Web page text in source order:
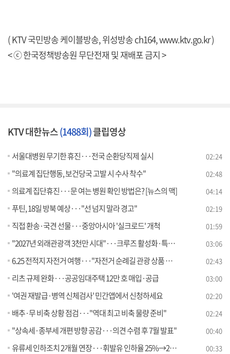
( KTV 국민방송 케이블방송, 위성방송 ch164,www.ktv.go.kr)
< ⓒ 한국정책방송원 무단전재 및 재배포 금지 >
KTV 대한뉴스(1488회)클립영상
서울대병원 무기한 휴진···전국 순환당직제 실시 02:24
"의료계 집단행동, 보건당국 고발 시 수사 착수" 02:48
의료계 집단휴진···문 여는 병원 확인 방법은? [뉴스의 맥] 04:14
푸틴, 18일 방북 예상···"선 넘지 말라 경고" 02:19
직접 환송·국견 선물···중앙아시아 '실크로드' 개척 01:59
"2027년 외래관광객 3천만 시대"···크루즈 활성화·특화 비자 도입 03:06
6.25 전적지 자전거 여행···"자전거 순례길 관광 상품 개발" 02:43
리츠 규제 완화···공공임대주택 12만 호 매입·공급 03:00
'여권 재발급·병역 신체검사' 민간앱에서 신청하세요 02:20
배추·무 비축 상황 점검···"역대 최고 비축 물량 준비" 02:24
"상속세·종부세 개편 방향 공감···의견 수렴 후 7월 발표" 00:40
유류세 인하조치 2개월 연장···휘발유 인하율 25%→20%로 조정 00:33